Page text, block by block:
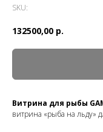
SKU:
132500,00 р.
Витрина для рыбы
витрина «рыба на льду»